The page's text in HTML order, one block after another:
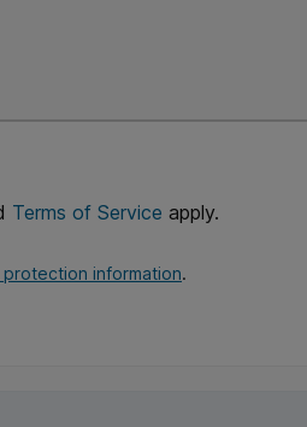
Terms of Service apply.
protection information.